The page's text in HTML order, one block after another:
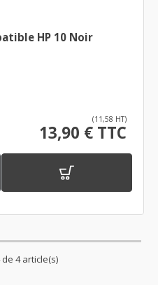
HP 10 Noir
(11,58 HT)
13,90 € TTC
4 article(s)